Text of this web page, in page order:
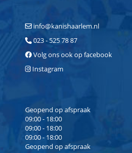
info@kanishaarlem.nl
023 - 525 78 87
Volg ons ook op facebook
Instagram
Geopend op afspraak
09:00 - 18:00
09:00 - 18:00
09:00 - 18:00
Geopend op afspraak